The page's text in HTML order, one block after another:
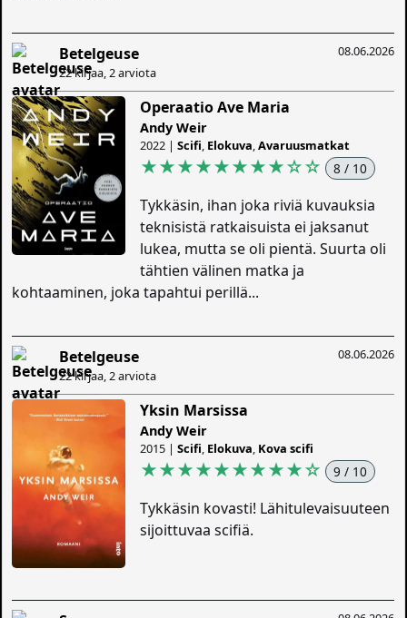
08.06.2026
Betelgeuse
22 kirjaa, 2 arviota
Operaatio Ave Maria
Andy Weir
2022 |Scifi Elokuva ,Avaruusmatkat
★★★★★★★★☆☆ 8 / 10
Tykkäsin, ihan joka riviä kuvauksia
teknisistä ratkaisuista ei jaksanut
lukea, mutta se oli pientä. Suurta oli
tähtien välinen matka ja
kohtaaminen, joka tapahtui perillä...
08.06.2026
Betelgeuse
22 kirjaa, 2 arviota
Yksin Marsissa
Andy Weir
2015 |Scifi Elokuva Kova scifi
★★★★★★★★★☆ 9 / 10
Tykkäsin kovasti! Lähitulevaisuuteen
sijoittuvaa scifiä.